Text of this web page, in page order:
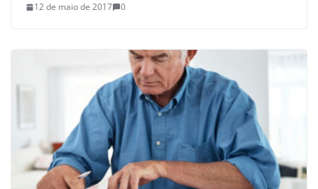
12 de maio de 2017 0